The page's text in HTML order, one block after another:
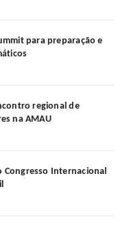
para preparação e
regional de
na AMAU
Congresso Internacional